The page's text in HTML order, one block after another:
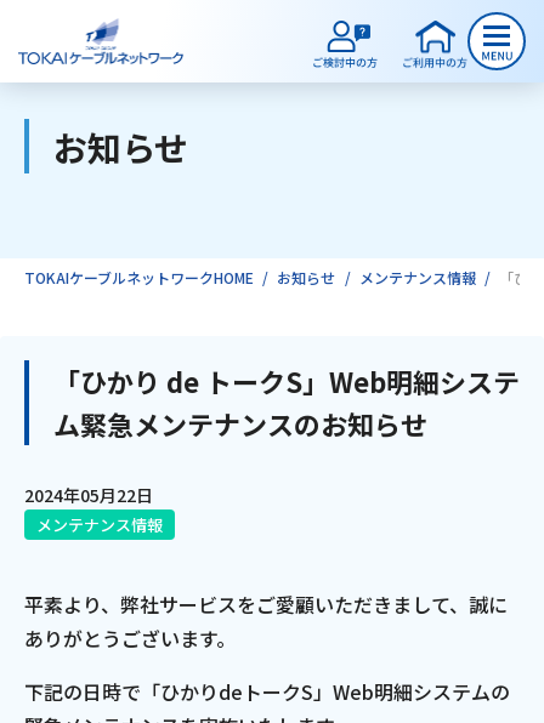
ご検討中のお客様
インターネット
電話
お知らせ
TOKAIケーブルネットワークHOME お知らせ メンテナンス情報 「ひ
「ひかり de トークS」Web明細システ
ム緊急メンテナンスのお知らせ
2024年05月22日
メンテナンス情報
平素より、弊社サービスをご愛顧いただきまして、誠に
ありがとうございます。
下記の日時で「ひかりdeトークS」 Web明細システムの